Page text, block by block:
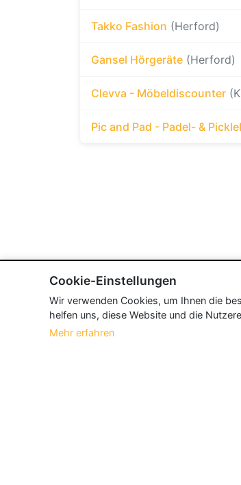
Takko Fashion (Herford)
Gansel Hörgeräte (Herford)
Clevva - Möbeldiscounter
Pic and Pad - Padel- &
Cookie-Einstellungen
Wir verwenden Cookies, um Ihnen die
helfen uns, diese Website und die
Mehr erfahren